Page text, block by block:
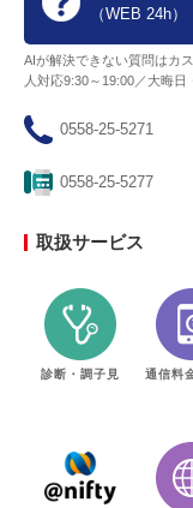
（WEB 24h）
AIが解決できない質問はカ
人対応9:30～19:00／大晦日
0558-25-5271
0558-25-5277
取扱サービス
診断・調子見 通信料